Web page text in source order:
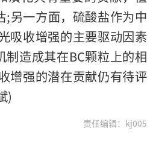
;另一方面，硫酸盐作为中
吸收增强的主要驱动因素
制造成其在BC颗粒上的相
增强的潜在贡献仍有待评
)
责任编辑：kj005